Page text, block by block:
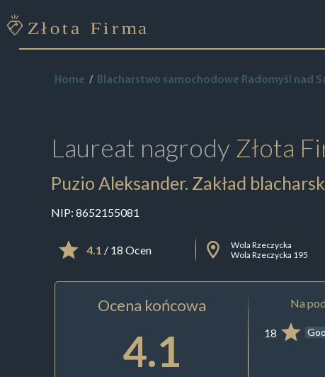
Home Blacharstwo samochodowe Radomyśl nad
Laureat nagrody Złota
Puzio Aleksander. Zakład
NIP: 8652155081
4.1 / 18 Ocen
Wola Rzeczycka
Wola Rzeczycka 195
Ocena końcowa
4.1
Na
18